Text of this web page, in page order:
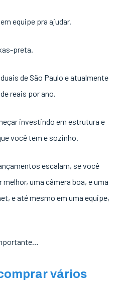
equipe pra ajudar.
preta.
de São Paulo e atualmente
reais por ano.
investindo em estrutura e
você tem e sozinho.
escalam, se você
uma câmera boa, e uma
e até mesmo em uma equipe,
vários